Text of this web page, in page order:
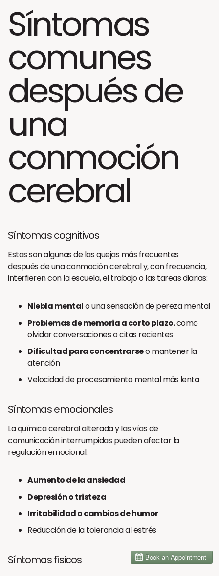
Síntomas
comunes
después de
una
conmoción
cerebral
Síntomas cognitivos
Estas son algunas de las quejas más frecuentes
después de una conmoción cerebral y, con frecuencia,
interfieren con la escuela, el trabajo o las tareas diarias:
Niebla mentalo una sensación de pereza mental
Problemas de memoria a corto plazo, como
olvidar conversaciones o citas recientes
Dificultad para concentrarseo mantener la
atención
Velocidad de procesamiento mental más lenta
Síntomas emocionales
La química cerebral alterada y las vías de
comunicación interrumpidas pueden afectar la
regulación emocional:
Aumento de la ansiedad
Depresión o tristeza
Irritabilidad o cambios de humor
Reducción de la tolerancia al estrés
Síntomas físicos